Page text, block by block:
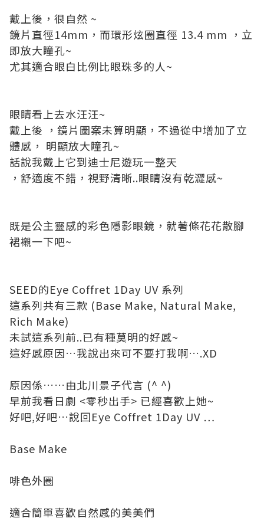
戴上後，很自然 ~
鏡片直徑14mm ，而環形炫圈直徑 13.4 mm ，立
即放大瞳孔~
尤其適合眼白比例比眼珠多的人~
眼睛看上去水汪汪~
戴上後 ，鏡片圖案未算明顯，不過從中增加了立
體感， 明顯放大瞳孔~
話說我戴上它到迪士尼遊玩一整天
， 舒適度不錯 ， 視野清晰..眼睛沒有乾澀感~
既是公主靈感的彩色隱影眼鏡，就著條花花散腳
裙襯一下吧~
SEED的Eye Coffret 1Day UV 系列
這系列共有三款 (Base Make, Natural Make,
Rich Make)
未試這系列前..已有種莫明的好感~
這好感原因…我說出來可不要打我啊….XD
原因係……由北川景子代言 (^ ^)
早前我看日劇 <零秒出手> 已經喜歡上她~
好吧,好吧…說回Eye Coffret 1Day UV …
Base Make
啡色外圈
適合簡單喜歡自然感的美美們